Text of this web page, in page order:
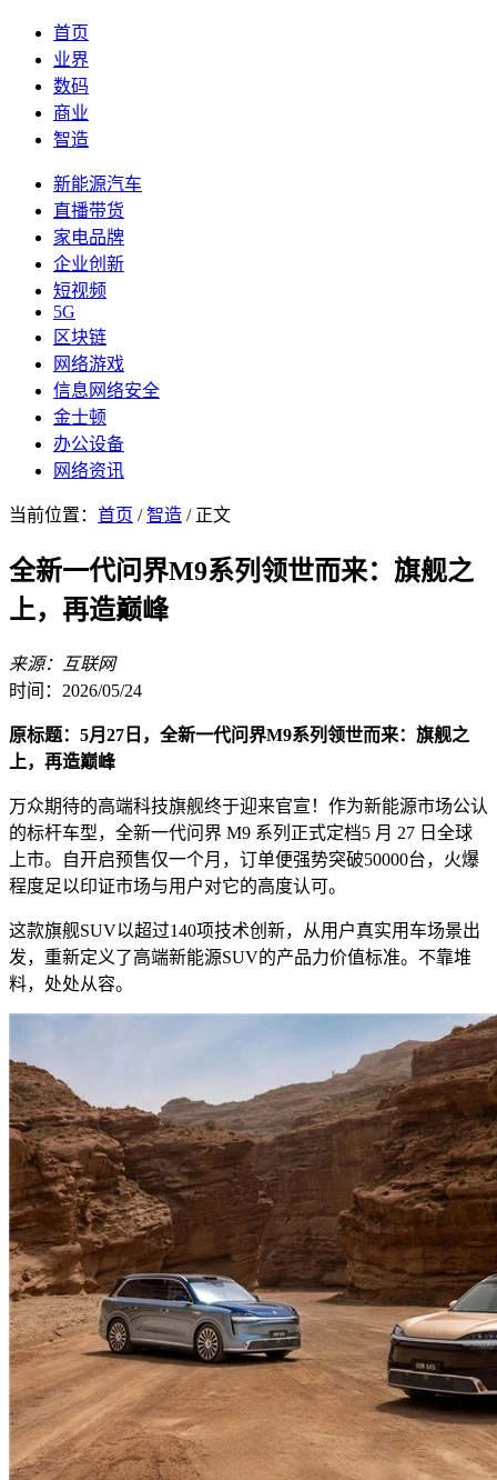
首页
业界
数码
商业
智造
新能源汽车
直播带货
家电品牌
企业创新
短视频
5G
区块链
网络游戏
信息网络安全
金士顿
办公设备
网络资讯
当前位置： 首页 /智造 / 正文
全新一代问界M9系列领世而来：旗舰之
上，再造巅峰
来源：互联网
时间：2026/05/24
原标题：5月27日，全新一代问界M9系列领世而来：旗舰之
上，再造巅峰
万众期待的高端科技旗舰终于迎来官宣！作为新能源市场公认
的标杆车型，全新一代问界 M9 系列正式定档5 月 27 日全球
上市。自开启预售仅一个月，订单便强势突破50000台，火爆
程度足以印证市场与用户对它的高度认可。
这款旗舰SUV以超过140项技术创新，从用户真实用车场景出
发，重新定义了高端新能源SUV的产品力价值标准。不靠堆
料，处处从容。